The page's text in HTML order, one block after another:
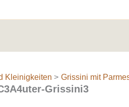
Kleinigkeiten Grissini mit
Grissini3